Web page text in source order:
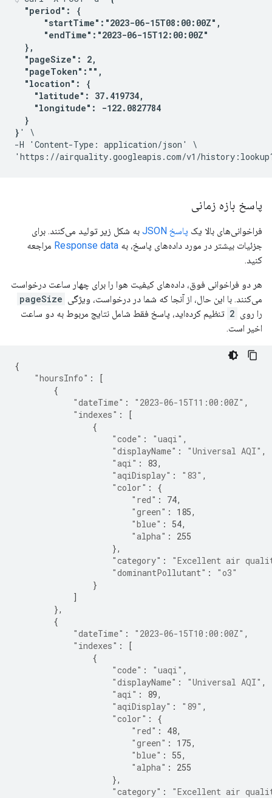
  "period": {
      "startTime":"2023-06-15T08:00:00Z",
      "endTime":"2023-06-15T12:00:00Z"
  },
  "pageSize": 2,
  "pageToken":"",
  "location": {
    "latitude": 37.419734,
    "longitude": -122.0827784
  }
} ' \
-H 'Content-Type: application/json' \
'https://airquality.googleapis.com/v1/
پاسخ بازه زمانی
فراخوانی‌های بالا یک پاسخ JSON
به شکل زیر تولید می‌کنند. برای
جزئیات بیشتر در مورد داده‌های پاسخ، به Response data مراجعه
کنید.
هر دو فراخوانی فوق، داده‌های کیفیت هوا را برای چهار ساعت درخواست
می‌کنند. با این حال، از آنجا که شما در درخواست، ویژگی pageSize
را روی 2 تنظیم کرده‌اید، پاسخ فقط شامل نتایج مربوط به دو ساعت
اخیر است.
{
"hoursInfo" :
[
{
"dateTime" : "2023-06-15T11:00:00Z" ,
"indexes" :
[
{
"code" : "uaqi" ,
"displayName" : "Universal AQI" ,
"aqi" : 83,
"aqiDisplay" : "83" ,
"color" :
{
"red" : 74,
"green" : 185,
"blue" : 54,
"alpha" :
255
},
"category" :
"Excellent air
"dominantPollutant" :
"o3"
}
]
},
{
"dateTime" : "2023-06-15T10:00:00Z" ,
"indexes" :
[
{
"code" : "uaqi" ,
"displayName" : "Universal AQI" ,
"aqi" : 89,
"aqiDisplay" : "89" ,
"color" :
{
"red" : 48,
"green" : 175,
"blue" : 55,
"alpha" :
255
},
"category" :
"Excellent air